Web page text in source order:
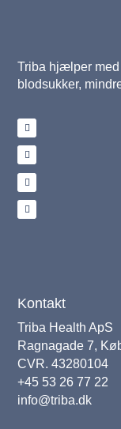
Triba hjælper
blodsukker,
Kontakt
Triba Health ApS
Ragnagade 7,
CVR. 43280104
+45 53 26 77 22
info@triba.dk